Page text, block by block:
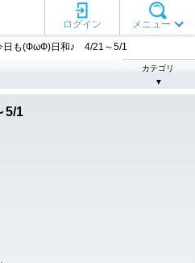
メニュー
ログイン
日も(ФωФ)日和♪ 4/21～5/1
カテゴリ
▼
5/1